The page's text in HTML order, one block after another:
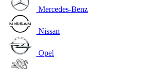
Mercedes-Benz
Nissan
Opel